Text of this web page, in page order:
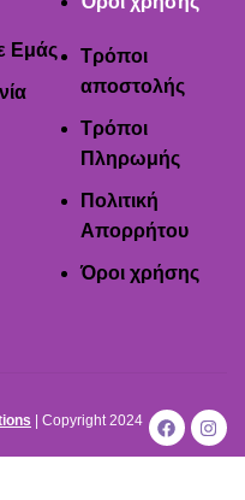
Εμάς
Τρόποι
αποστολής
Τρόποι
Πληρωμής
Πολιτική
Απορρήτου
Όροι χρήσης
| Copyright2024